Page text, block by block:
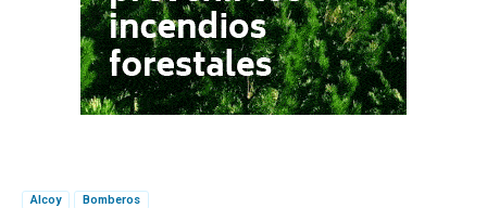
Alcoy
Bomberos